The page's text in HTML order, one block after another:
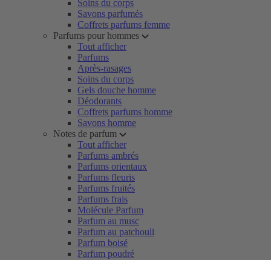
Soins du corps
Savons parfumés
Coffrets parfums femme
Parfums pour hommes
Tout afficher
Parfums
Après-rasages
Soins du corps
Gels douche homme
Déodorants
Coffrets parfums homme
Savons homme
Notes de parfum
Tout afficher
Parfums ambrés
Parfums orientaux
Parfums fleuris
Parfums fruités
Parfums frais
Molécule Parfum
Parfum au musc
Parfum au patchouli
Parfum boisé
Parfum poudré